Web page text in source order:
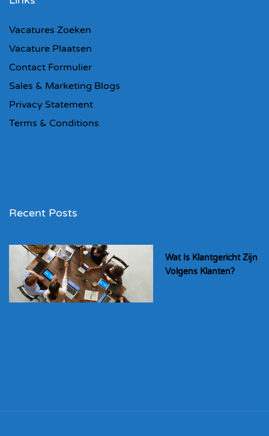
Vacatures Zoeken
Vacature Plaatsen
Contact Formulier
Sales & Marketing Blogs
Privacy Statement
Terms & Conditions
Recent Posts
Wat Is Klantgericht Zijn
Volgens Klanten?